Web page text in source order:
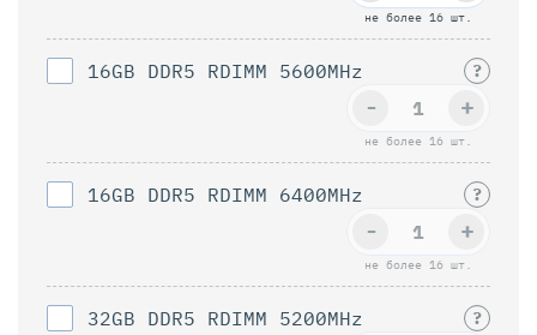
не более 16 шт.
16GB DDR5 RDIMM 5600MHz ?
не более 16 шт.
+
-
16GB DDR5 RDIMM 6400MHz ?
не более 16 шт.
+
-
32GB DDR5 RDIMM 5200MHz ?